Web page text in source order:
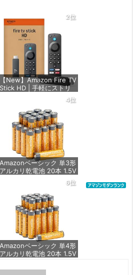
2位
【New】Amazon Fire TV
Stick HD | 手軽にストリ
ストリーミングメディア
プレイヤー
価格：¥4,980
4位
Amazonベーシック 単3形
アルカリ乾電池 20本 1.5V
保存期限10年 液漏れ防止
価格：¥844
6位
Amazonベーシック 単4形
アルカリ乾電池 20本 1.5V